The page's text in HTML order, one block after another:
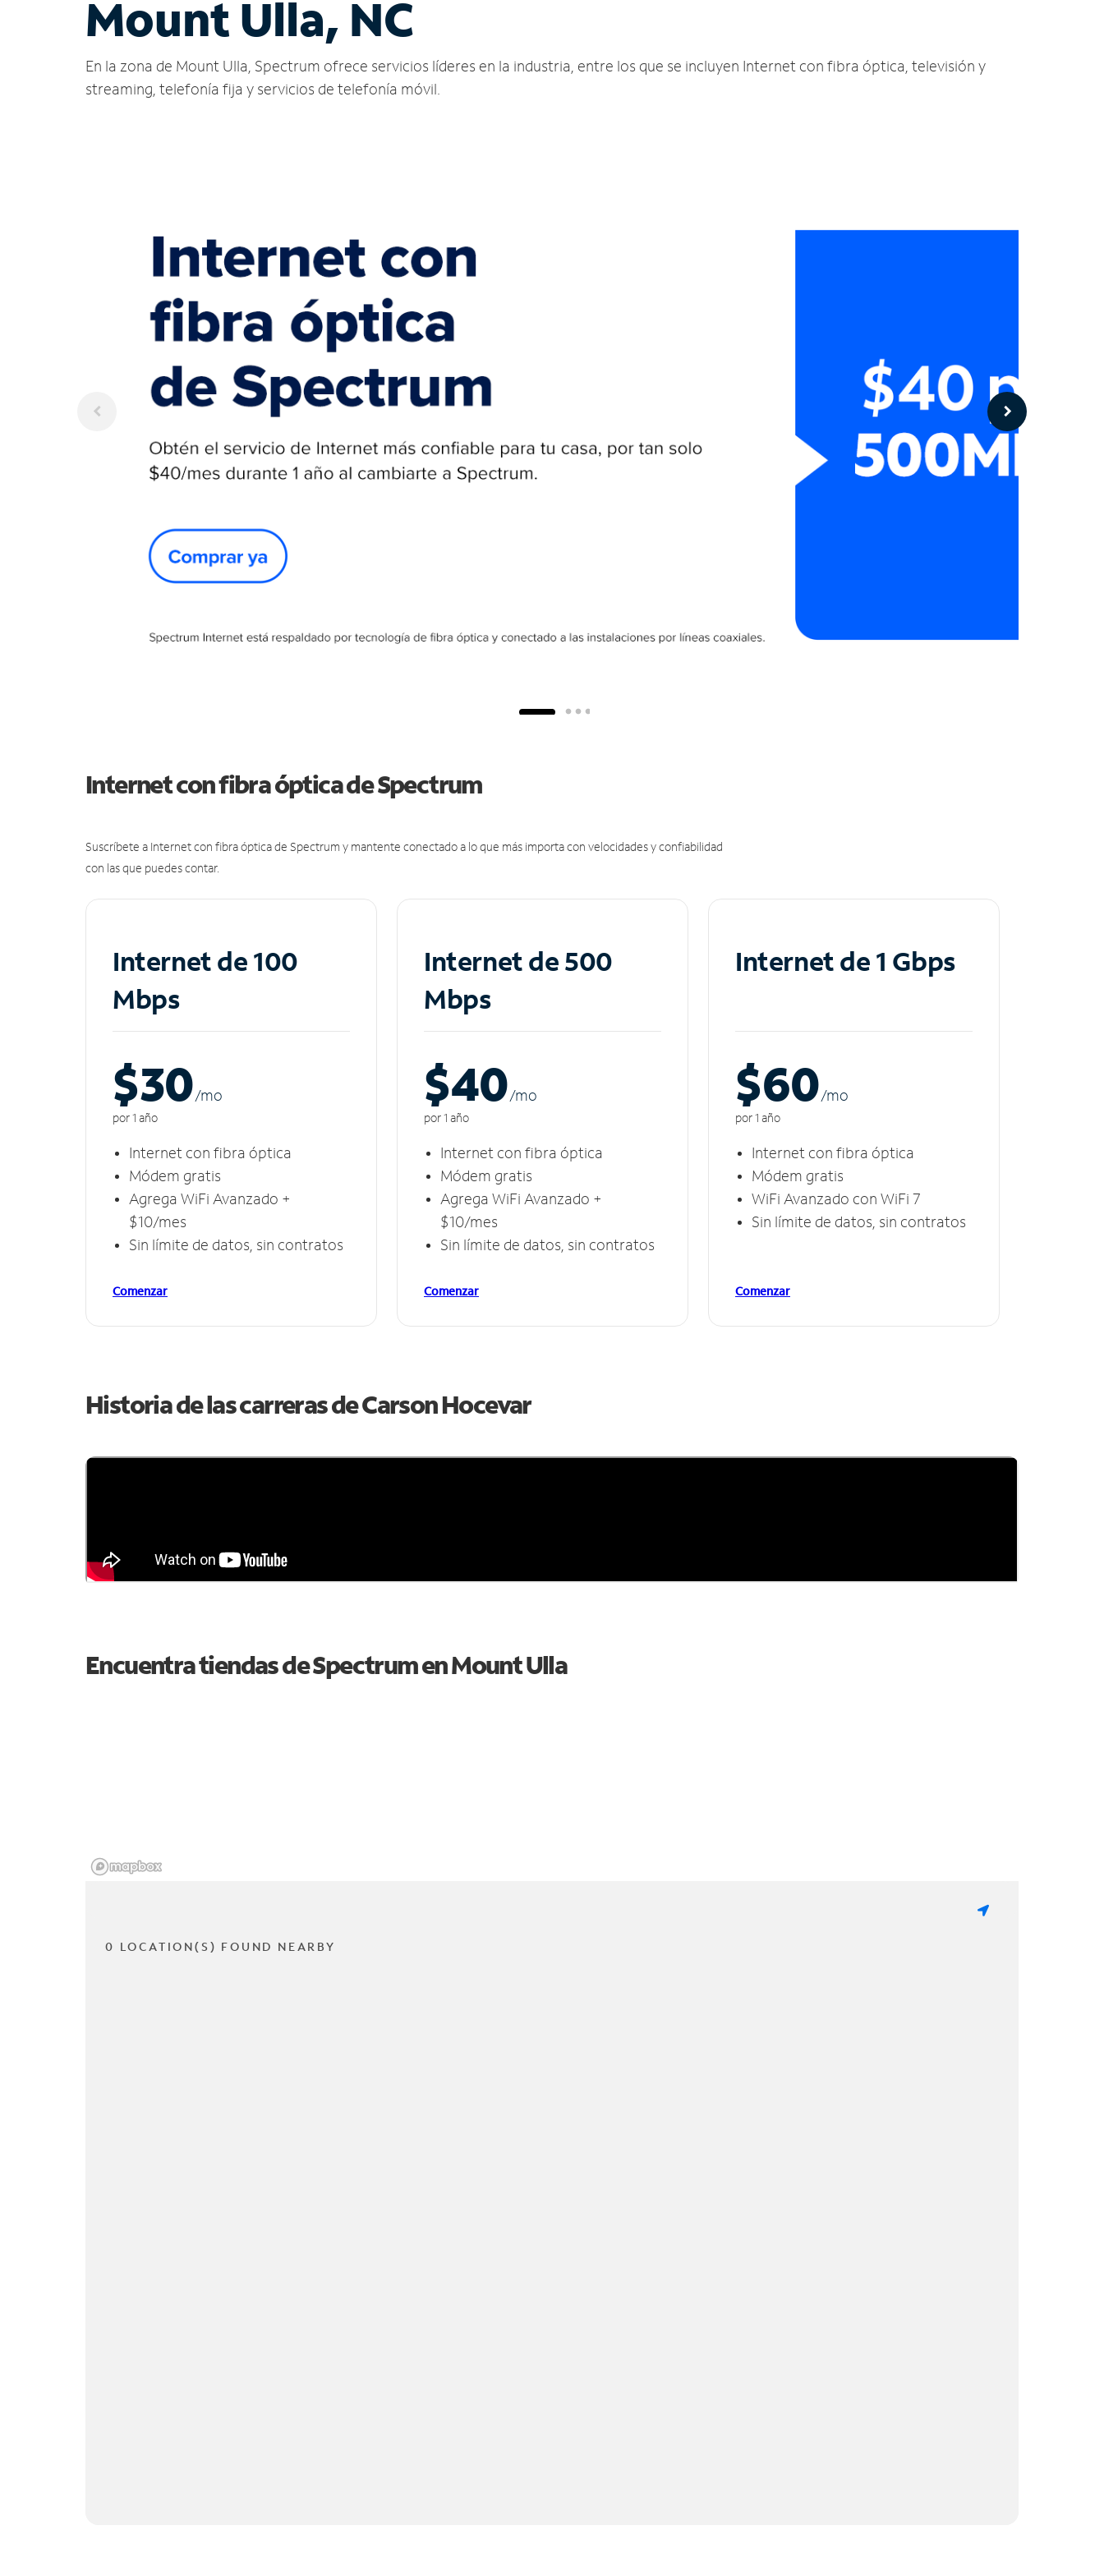
Mount Ulla, NC
En la zona de Mount Ulla, Spectrum ofrece servicios líderes en la industria, entre los que se incluyen Internet con fibra óptica, televisión y
streaming, telefonía fija y servicios de telefonía móvil.
Internet con fibra óptica de Spectrum
Suscríbete a Internet con fibra óptica de Spectrum y mantente conectado a lo que más importa con velocidades y confiabilidad
con las que puedes contar.
Internet de 100
Mbps
$30/mo
por 1 año
Internet con fibra óptica
Módem gratis
Agrega WiFi Avanzado +
$10/mes
Sin límite de datos, sin contratos
Comenzar
Internet de 500
Mbps
$40/mo
por 1 año
Internet con fibra óptica
Módem gratis
Agrega WiFi Avanzado +
$10/mes
Sin límite de datos, sin contratos
Comenzar
Internet de 1 Gbps
$60/mo
por 1 año
Internet con fibra óptica
Módem gratis
WiFi Avanzado con WiFi 7
Sin límite de datos, sin contratos
Comenzar
Historia de las carreras de Carson Hocevar
Encuentra tiendas de Spectrum enMount Ulla
0 LOCATION(S) FOUND NEARBY